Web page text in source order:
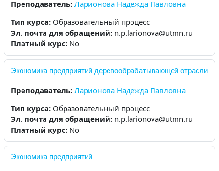
Преподаватель: Ларионова Надежда Павловна
Тип курса: Образовательный процесс
Эл. почта для обращений: n.p.larionova@utmn.ru
Платный курс: No
Экономика предприятий деревообрабатывающей отрасли
Преподаватель: Ларионова Надежда Павловна
Тип курса: Образовательный процесс
Эл. почта для обращений: n.p.larionova@utmn.ru
Платный курс: No
Экономика предприятий